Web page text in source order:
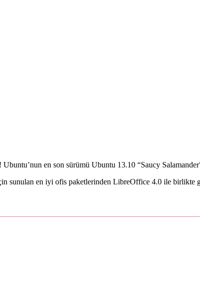
en son sürümü Ubuntu 13.10 “Saucy
sunulan en iyi ofis paketlerinden LibreOffice 4.0 ile birlikte